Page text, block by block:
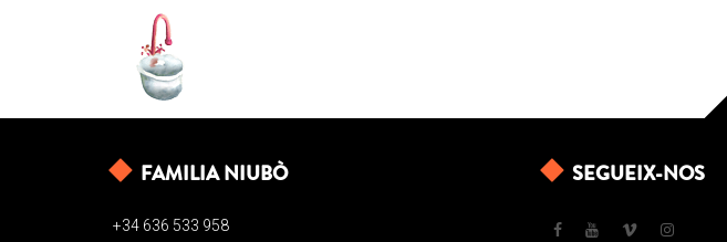
FAMILIA NIUBÒ
+34 636 533 958
SEGUEIX-NOS